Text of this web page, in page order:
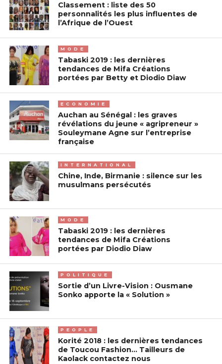
Classement : liste des 50
personnalités les plus influentes de
l’Afrique de l’Ouest
MODE
Tabaski 2019 : les dernières
tendances de Mifa Créations
portées par Betty et Diodio Diaw
ECONOMIE
Auchan au Sénégal : les graves
révélations du jeune « agripreneur »
Souleymane Agne sur l’entreprise
française
INTERNATIONAL
Chine, Inde, Birmanie : silence sur les
musulmans persécutés
MODE
Tabaski 2019 : les dernières
tendances de Mifa Créations
portées par Diodio Diaw
POLITIQUE
Sortie d’un Livre-Vision : Ousmane
Sonko apporte la « Solution »
PEOPLE
Korité 2018 : les dernières tendances
de Toucou Fashion… Tailleurs de
Kaolack contactez nous